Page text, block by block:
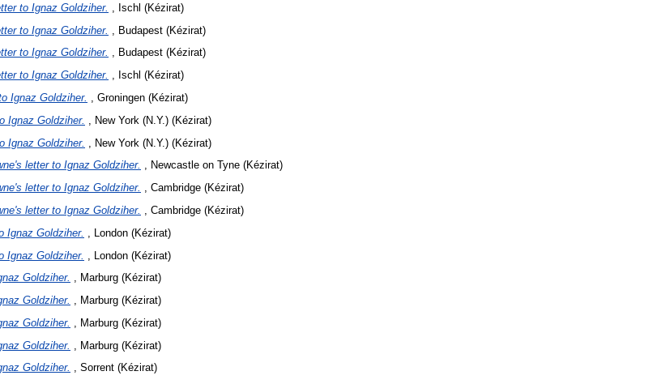
to Ignaz Goldziher.
, Ischl (Kézirat)
to Ignaz Goldziher.
, Budapest (Kézirat)
to Ignaz Goldziher. , Budapest (Kézirat)
to Ignaz Goldziher. , Ischl (Kézirat)
Ignaz Goldziher.
, Groningen (Kézirat)
Ignaz Goldziher.
, New York (N.Y.) (Kézirat)
Ignaz Goldziher.
, New York (N.Y.) (Kézirat)
letter to Ignaz Goldziher. , Newcastle on Tyne (Kézirat)
letter to Ignaz Goldziher. , Cambridge (Kézirat)
letter to Ignaz Goldziher.
, Cambridge (Kézirat)
Ignaz Goldziher.
, London (Kézirat)
Ignaz Goldziher.
, London (Kézirat)
Goldziher. , Marburg (Kézirat)
Goldziher. , Marburg (Kézirat)
Goldziher.
, Marburg (Kézirat)
Goldziher.
, Marburg (Kézirat)
Goldziher. , Sorrent (Kézirat)